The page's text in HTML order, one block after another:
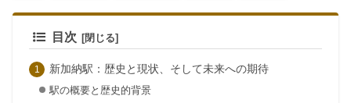
目次
新加納駅：歴史と現状、そして未来への期待
駅の概要と歴史的背景